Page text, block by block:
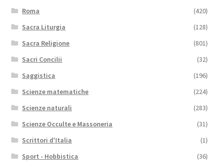
Roma
(420)
Sacra Liturgia
(128)
Sacra Religione
(801)
Sacri Concilii
(32)
Saggistica
(196)
Scienze matematiche
(224)
Scienze naturali
(283)
Scienze Occulte e Massoneria
(31)
Scrittori d'Italia
(1)
Sport - Hobbistica
(36)